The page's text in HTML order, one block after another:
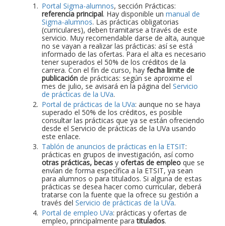
Portal Sigma-alumnos, sección Prácticas:
referencia principal. Hay disponible un manual de
Sigma-alumnos. Las prácticas obligatorias
(curriculares), deben tramitarse a través de este
servicio. Muy recomendable darse de alta, aunque
no se vayan a realizar las prácticas: así se está
informado de las ofertas. Para el alta es necesario
tener superados el 50% de los créditos de la
carrera. Con el fin de curso, hay fecha limite de
publicación de prácticas: según se aproxime el
mes de julio, se avisará en la página del Servicio
de prácticas de la UVa.
Portal de prácticas de la UVa: aunque no se haya
superado el 50% de los créditos, es posible
consultar las prácticas que ya se están ofreciendo
desde el Servicio de prácticas de la UVa usando
este enlace.
Tablón de anuncios de prácticas en la ETSIT:
prácticas en grupos de investigación, así como
otras prácticas, becas y ofertas de empleo que se
envían de forma específica a la ETSIT, ya sean
para alumnos o para titulados. Si alguna de estas
prácticas se desea hacer como curricular, deberá
tratarse con la fuente que la ofrece su gestión a
través del Servicio de prácticas de la UVa.
Portal de empleo UVa: prácticas y ofertas de
empleo, principalmente paratitulados.